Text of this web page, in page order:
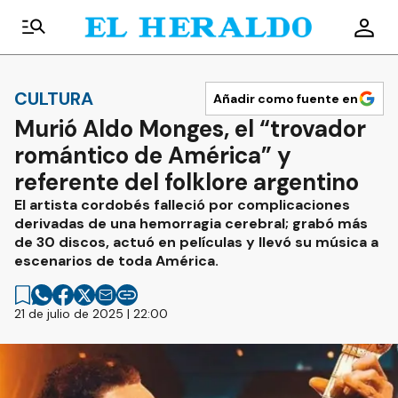
CULTURA Añadir como fuente en
Murió Aldo Monges, el “trovador
romántico de América” y
referente del folklore argentino
El artista cordobés falleció por complicaciones
derivadas de una hemorragia cerebral; grabó más
de 30 discos, actuó en películas y llevó su música a
escenarios de toda América.
21 de julio de 2025 | 22:00